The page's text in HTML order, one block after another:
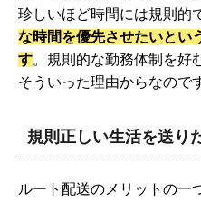
珍しいほど時間には規則的
な時間を優先させたいとい
す。規則的な勤務体制を好
そういった理由からなので
規則正しい生活を送り
ルート配送のメリットの一